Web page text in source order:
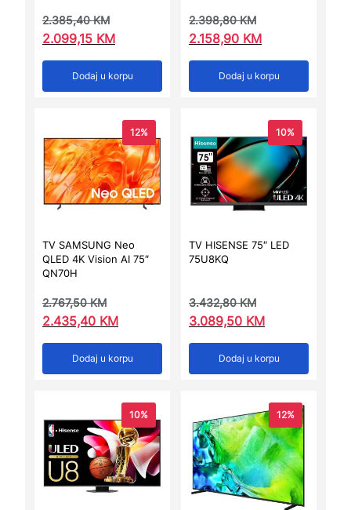
2.385,40KM
2.099,15 KM
Dodaj u korpu
2.398,80KM
2.158,90 KM
Dodaj u korpu
12%
TV SAMSUNG Neo
QLED 4K Vision AI 75″
QN70H
2.767,50KM
2.435,40 KM
Dodaj u korpu
10%
TV HISENSE 75″ LED
75U8KQ
3.432,80KM
3.089,50 KM
Dodaj u korpu
10% 12%